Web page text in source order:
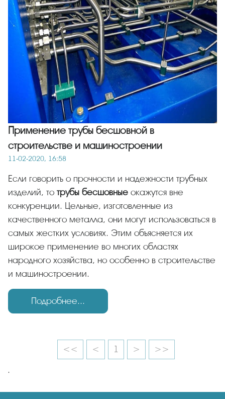
Применение трубы бесшовной в
строительстве и машиностроении
11-02-2020, 16:58
Если говорить о прочности и надежности трубных
изделий, то трубы бесшовные окажутся вне
конкуренции. Цельные, изготовленные из
качественного металла, они могут использоваться в
самых жестких условиях. Этим объясняется их
широкое применение во многих областях
народного хозяйства, но особенно в строительстве
и машиностроении.
Подробнее...
<< < 1 > >>
.